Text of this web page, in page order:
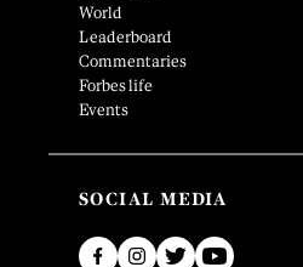
World
Leaderboard
Commentaries
Forbes life
Events
SOCIAL MEDIA